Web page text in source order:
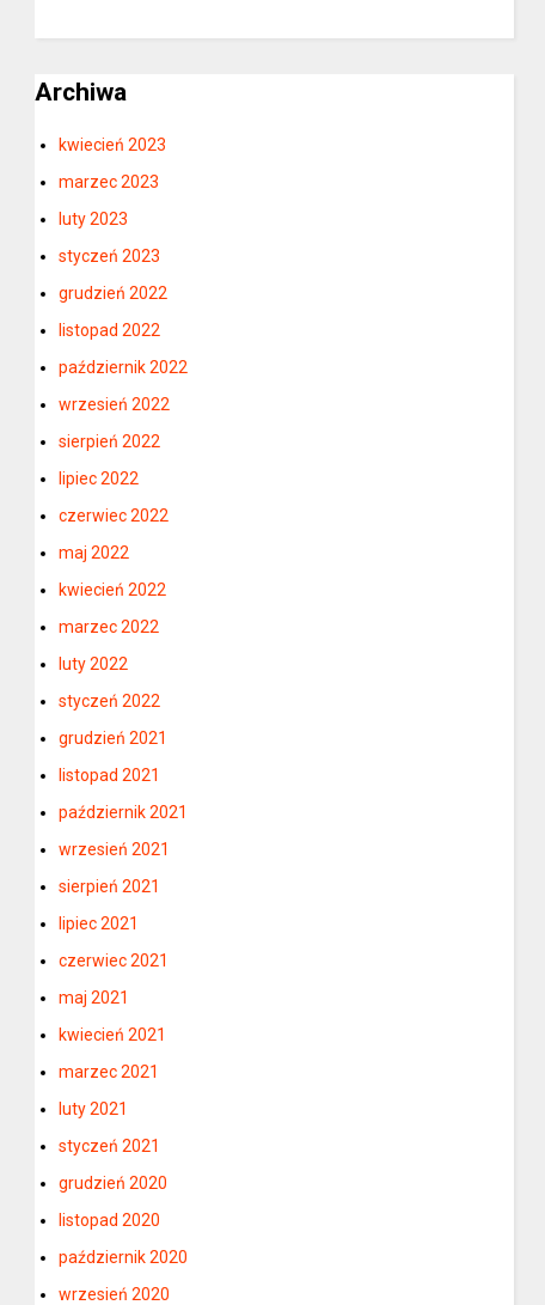
Archiwa
kwiecień 2023
marzec 2023
luty 2023
styczeń 2023
grudzień 2022
listopad 2022
październik 2022
wrzesień 2022
sierpień 2022
lipiec 2022
czerwiec 2022
maj 2022
kwiecień 2022
marzec 2022
luty 2022
styczeń 2022
grudzień 2021
listopad 2021
październik 2021
wrzesień 2021
sierpień 2021
lipiec 2021
czerwiec 2021
maj 2021
kwiecień 2021
marzec 2021
luty 2021
styczeń 2021
grudzień 2020
listopad 2020
październik 2020
wrzesień 2020